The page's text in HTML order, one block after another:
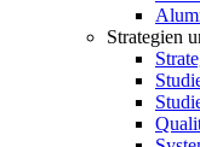
Strategien